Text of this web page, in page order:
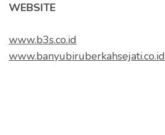
WEBSITE
www.b3s.co.id
www.banyubiruberkahsejati.co.id